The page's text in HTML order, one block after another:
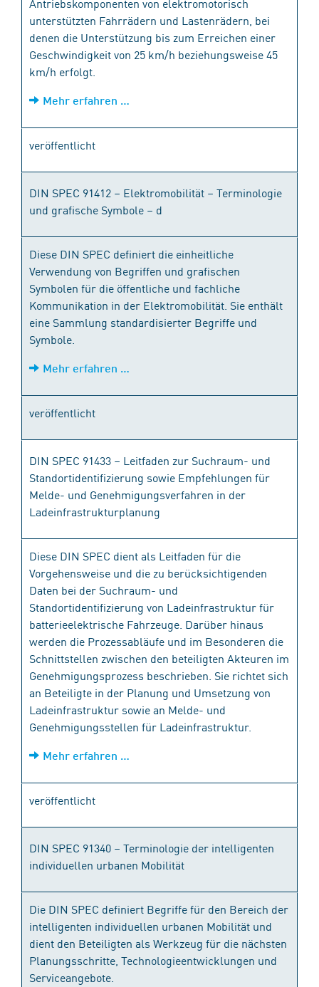
unterstützten Fahrrädern und Lastenrädern, bei
denen die Unterstützung bis zum Erreichen einer
Geschwindigkeit von 25 km/h beziehungsweise 45
km/h erfolgt.
Mehr erfahren …
veröffentlicht
DIN SPEC 91412 – Elektromobilität – Terminologie
und grafische Symbole – d
Diese DIN SPEC definiert die einheitliche
Verwendung von Begriffen und grafischen
Symbolen für die öffentliche und fachliche
Kommunikation in der Elektromobilität. Sie enthält
eine Sammlung standardisierter Begriffe und
Symbole.
Mehr erfahren …
veröffentlicht
DIN SPEC 91433 – Leitfaden zur Suchraum- und
Standortidentifizierung sowie Empfehlungen für
Melde- und Genehmigungsverfahren in der
Ladeinfrastrukturplanung
Diese DIN SPEC dient als Leitfaden für die
Vorgehensweise und die zu berücksichtigenden
Daten bei der Suchraum- und
Standortidentifizierung von Ladeinfrastruktur für
batterieelektrische Fahrzeuge. Darüber hinaus
werden die Prozessabläufe und im Besonderen die
Schnittstellen zwischen den beteiligten Akteuren im
Genehmigungsprozess beschrieben. Sie richtet sich
an Beteiligte in der Planung und Umsetzung von
Ladeinfrastruktur sowie an Melde- und
Genehmigungsstellen für Ladeinfrastruktur.
Mehr erfahren …
veröffentlicht
DIN SPEC 91340 – Terminologie der intelligenten
individuellen urbanen Mobilität
Die DIN SPEC definiert Begriffe für den Bereich der
intelligenten individuellen urbanen Mobilität und
dient den Beteiligten als Werkzeug für die nächsten
Planungsschritte, Technologieentwicklungen und
Serviceangebote.